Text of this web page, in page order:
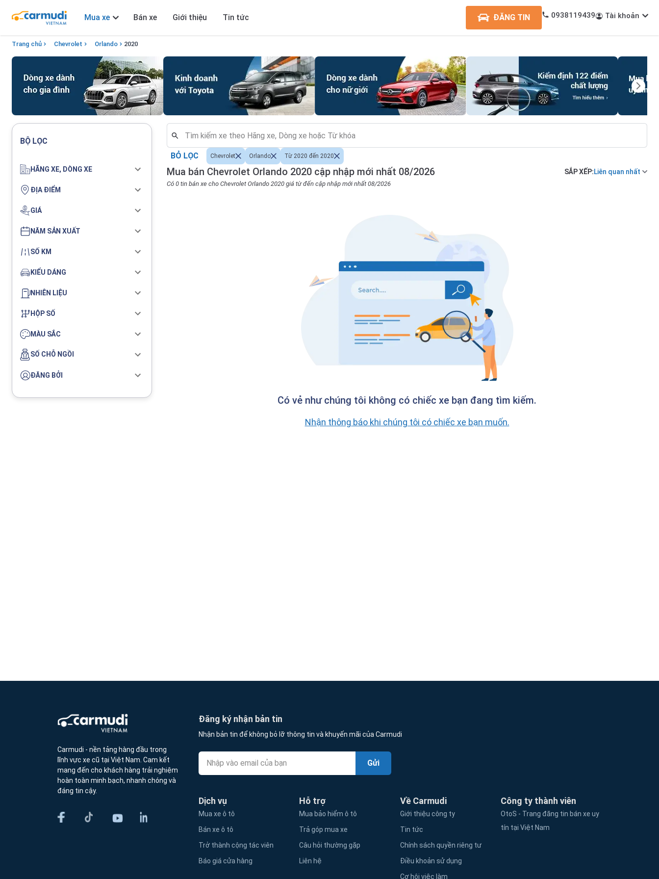
Mua xe Bán xe Giới thiệu Tin tức ĐĂNG TIN 0938119439 Tài khoản
Trang chủ Chevrolet Orlando 2020
BỘ LỌC
HÃNG XE, DÒNG XE
ĐỊA ĐIỂM
GIÁ
NĂM SẢN XUẤT
SỐ KM
KIỂU DÁNG
NHIÊN LIỆU
HỘP SỐ
MÀU SẮC
SỐ CHỖ NGỒI
ĐĂNG BỞI
Mua bán Chevrolet Orlando 2020 cập nhập mới nhất 08/2026 SẮP XẾP:Liên quan nhất
Có 0 tin bán xe cho Chevrolet Orlando 2020 giá từ đến cập nhập mới nhất 08/2026
BỎ LỌC Chevrolet Orlando Từ 2020 đến 2020
Có vẻ như chúng tôi không có chiếc xe bạn đang tìm kiếm.
Nhận thông báo khi chúng tôi có chiếc xe bạn muốn.
Carmudi - nền tảng hàng đầu trong
lĩnh vực xe cũ tại Việt Nam. Cam kết
mang đến cho khách hàng trải nghiệm
hoàn toàn minh bạch, nhanh chóng và
đáng tin cậy.
Đăng ký nhận bản tin
Nhận bản tin để không bỏ lỡ thông tin và khuyến mãi của Carmudi
Gửi
Dịch vụ
Mua xe ô tô
Bán xe ô tô
Trở thành cộng tác viên
Báo giá cửa hàng
Hỗ trợ
Mua bảo hiểm ô tô
Trả góp mua xe
Câu hỏi thường gặp
Liên hệ
Về Carmudi
Giới thiệu công ty
Tin tức
Chính sách quyền riêng tư
Điều khoản sử dụng
Cơ hội việc làm
Công ty thành viên
OtoS - Trang đăng tin bán xe uy
tín tại Việt Nam